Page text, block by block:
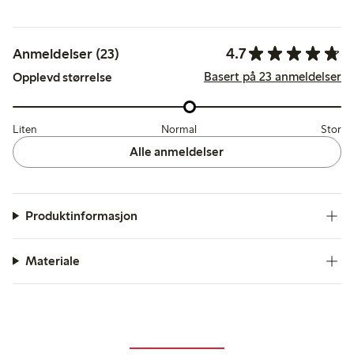
Anmeldelser (23) 4.7
Opplevd størrelse Basert på 23 anmeldelser
Liten Normal Stor
Alle anmeldelser
Produktinformasjon
Materiale